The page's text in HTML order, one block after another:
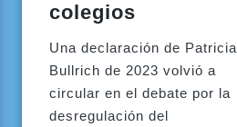
colegios
Una declaración de Patricia
Bullrich de 2023 volvió a
circular en el debate por la
desregulación del